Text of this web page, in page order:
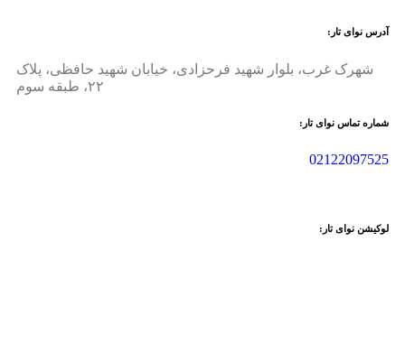
آدرس نوای تار:
شهرک غرب، بلوار شهید فرحزادی، خیابان شهید حافظی، پلاک
۲۲، طبقه سوم
شماره تماس نوای تار:
02122097525
لوکیشن نوای تار: